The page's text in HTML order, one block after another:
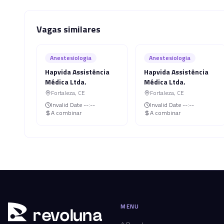
Vagas similares
Anestesiologia
Hapvida Assistência
Médica Ltda.
Fortaleza, CE
Invalid Date --:--
A combinar
Anestesiologia
Hapvida Assistência
Médica Ltda.
Fortaleza, CE
Invalid Date --:--
A combinar
revoluna MENU